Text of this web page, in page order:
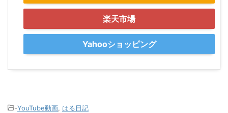
楽天市場
Yahooショッピング
-YouTube動画 はる日記